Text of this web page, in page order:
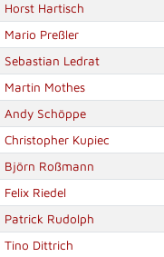
Horst Hartisch
Mario Preßler
Sebastian Ledrat
Martin Mothes
Andy Schöppe
Christopher Kupiec
Björn Roßmann
Felix Riedel
Patrick Rudolph
Tino Dittrich